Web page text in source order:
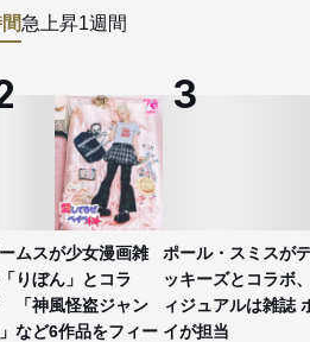
急上昇1週間
ムスが少女漫画雑
りぼん」とコラ
「神風怪盗ジャン
など6作品をフィー
ポール・スミスが
ッキーズとコラボ
ィジュアルは雑誌
イが担当